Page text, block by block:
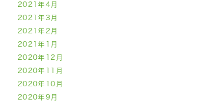
2021年4月
2021年3月
2021年2月
2021年1月
2020年12月
2020年11月
2020年10月
2020年9月